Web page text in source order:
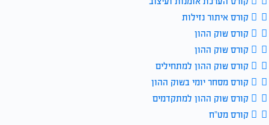
קורס איתור נזילות
קורס שוק ההון
קורס שוק ההון
קורס שוק ההון למתחילים
קורס מסחר יומי בשוק ההון
קורס שוק ההון למתקדמים
קורס מט”ח